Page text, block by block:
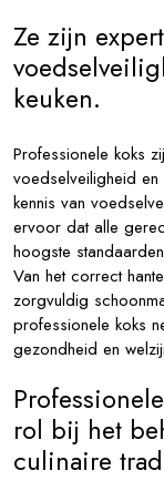
Ze zijn
keuken.
Professionele koks
voedselveiligheid
kennis van
ervoor dat alle
hoogste
Van het correct
zorgvuldig
professionele koks
gezondheid en
rol bij het
culinaire